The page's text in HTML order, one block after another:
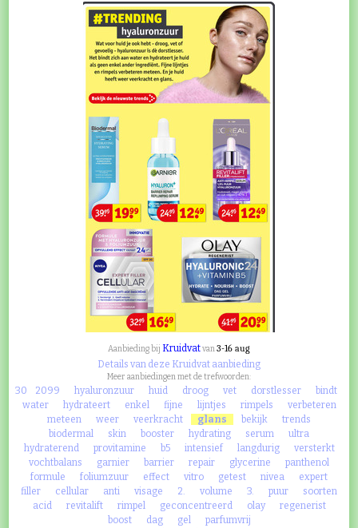
Aanbieding bij Kruidvatvan3-16 aug
Details van deze Kruidvat aanbieding
Meer aanbiedingen met de trefwoorden:
30 2099 hyaluronzuur huid droog vet dorstlesser
bindt
water
hydrateert enkel fijne lijntjes rimpels
verbeteren
meteen
weer veerkracht glans bekijk
trends
biodermal
skin booster hydrating serum
ultra
hydraterend
provitamine b5 intensief langdurig
versterkt
vochtbalans
garnier barrier repair glycerine
panthenol
formule
foliumzuur effect vitro getest nivea
expert
filler
cellular anti visage 2. volume 3. puur
soorten
acid
revitalift rimpel geconcentreerd olay
regenerist
boost
dag gel parfumvrij